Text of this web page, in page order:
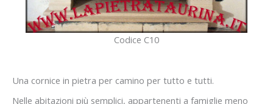
Codice C10
Una cornice in pietra per camino per tutto e tutti.
Nelle abitazioni più semplici, appartenenti a famiglie meno